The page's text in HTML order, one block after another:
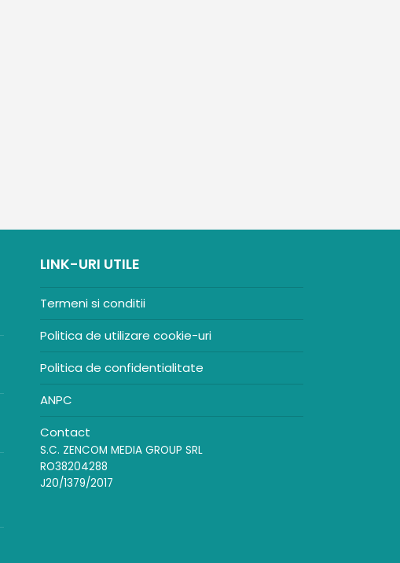
LINK-URI UTILE
Termeni si conditii
Politica de utilizare cookie-uri
Politica de confidentialitate
ANPC
Contact
S.C. ZENCOM MEDIA GROUP SRL
RO38204288
J20/1379/2017